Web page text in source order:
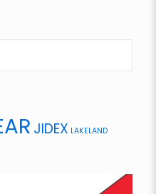
JIDEX LAKELAND